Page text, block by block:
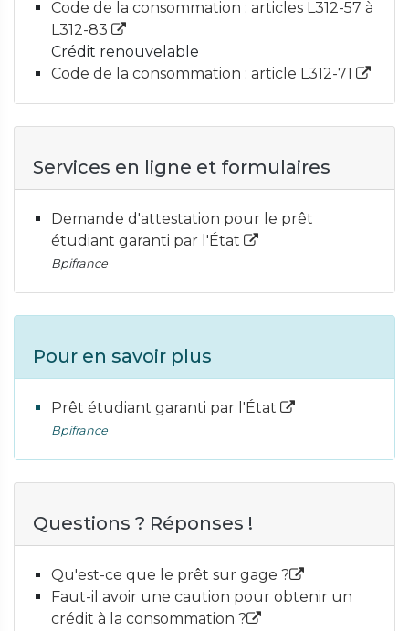
Code de la consommation : articles L312-57 à
L312-83
Crédit renouvelable
Code de la consommation : article L312-71
Services en ligne et formulaires
Demande d'attestation pour le prêt
étudiant garanti par l'État
Bpifrance
Pour en savoir plus
Prêt étudiant garanti par l'État
Bpifrance
Questions ? Réponses !
Qu'est-ce que le prêt sur gage ?
Faut-il avoir une caution pour obtenir un
crédit à la consommation ?